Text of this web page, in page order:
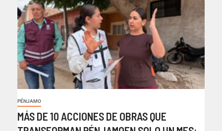
PÉNJAMO
MÁS DE 10 ACCIONES DE OBRAS QUE